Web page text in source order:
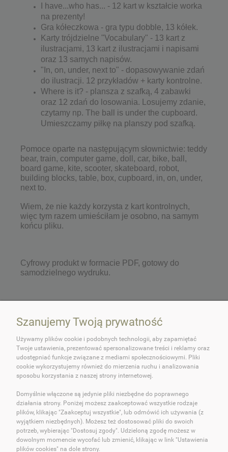
I have...who has... - 12 kart w kształcie worka
na prezenty!
Gra kółeczkowa - gra typu dobble, 13 kółek.
Karty trójdzielne "Vocabulary" - 13 kart z
ilustracjami, 13 kart z ilustracjami i napisami
oraz 13 samych napisów.
"In, on, under, next to" - dopasowywanie zdań
do ilustracji. 12 przykładów + karty kontrolne.
Where is it? - plansza z szafką, 4 zabawki
oraz 12 zdań do losowania. Losujemy zdanie,
czytamy np. The ball is under the cupboard.
Umieszczamy piłkę na planszy pod szafką.
Pomoce oparte na następującym słownictwie: teddy
bear, train, computer game, doll, car, bike, ball,
board game, kite, scooter, skateboard, robot,
building blocks, table, box, cupboard, in, on, under,
next to.
Wiem, że nie każdy korzysta z kart kontrolnych,
więc tym razem umieściłam je osobno, na samym
końcu pliku.
Cyfrowy produkt w formacie PDF, gotowy do
samodzielnego wydruku.
O OKEY DOKEY!
OBSŁUGA KLIENTA
POMOC
MOJE KONTO
Szanujemy Twoją prywatność
Używamy plików cookie i podobnych technologii, aby zapamiętać
Twoje ustawienia, prezentować spersonalizowane treści i reklamy oraz
udostępniać funkcje związane z mediami społecznościowymi. Pliki
cookie wykorzystujemy również do mierzenia ruchu i analizowania
sposobu korzystania z naszej strony internetowej.
Domyślnie włączone są jedynie pliki niezbędne do poprawnego
działania strony. Poniżej możesz zaakceptować wszystkie rodzaje
plików, klikając "Zaakceptuj wszystkie", lub odmówić ich używania (z
wyjątkiem niezbędnych). Możesz też dostosować pliki do swoich
potrzeb, wybierając "Dostosuj zgody". Udzieloną zgodę możesz w
dowolnym momencie wycofać lub zmienić, klikając w link "Ustawienia
plików cookies" na dole strony.